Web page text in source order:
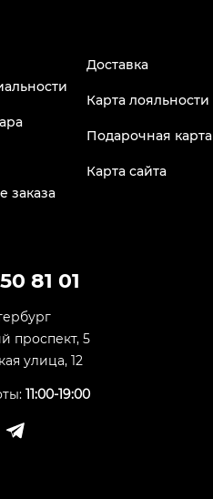
заказа
Доставка
Карта лояльности
Подарочная карта
Карта сайта
81 01
проспект, 5
улица, 12
11:00-19:00